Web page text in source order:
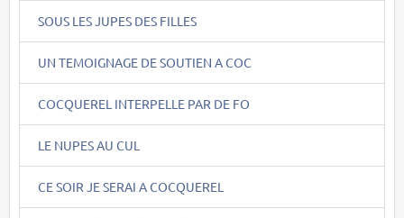
SOUS LES JUPES DES FILLES
UN TEMOIGNAGE DE SOUTIEN A COC
COCQUEREL INTERPELLE PAR DE FO
LE NUPES AU CUL
CE SOIR JE SERAI A COCQUEREL